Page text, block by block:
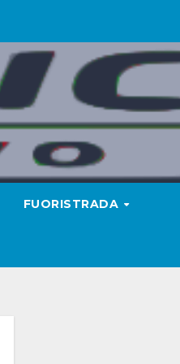
FUORISTRADA